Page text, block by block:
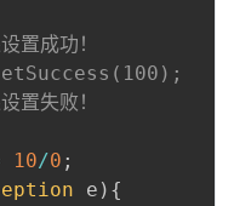
置成功！
置失败！
10/0 ;
e ) {